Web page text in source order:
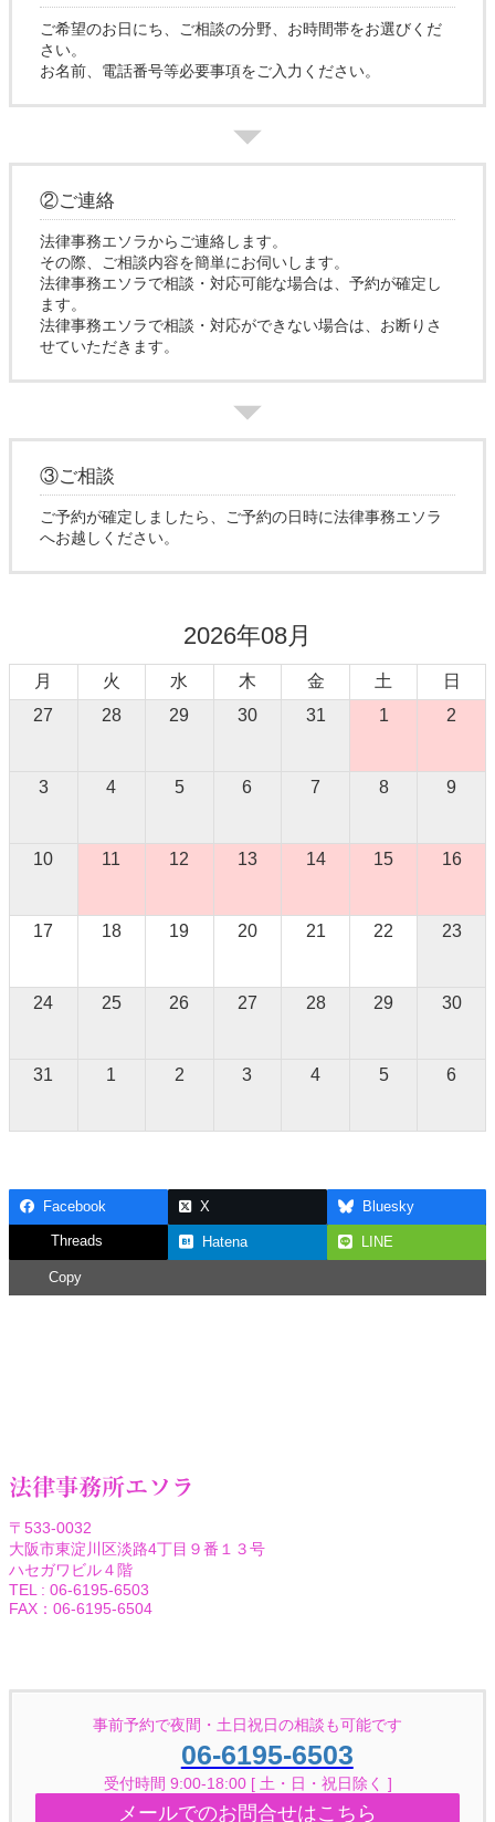
ご希望のお日にち、ご相談の分野、お時間帯をお選びくだ
さい。
お名前、電話番号等必要事項をご入力ください。
②ご連絡
法律事務エソラからご連絡します。
その際、ご相談内容を簡単にお伺いします。
法律事務エソラで相談・対応可能な場合は、予約が確定し
ます。
法律事務エソラで相談・対応ができない場合は、お断りさ
せていただきます。
③ご相談
ご予約が確定しましたら、ご予約の日時に法律事務エソラ
へお越しください。
2026年08月
月 火 水 木 金 土
日
27
28 29 30 31 1 2
3 4 5 6 7 8 9
10 11 12 13 14 15 16
17 18 19 20 21 22 23
24 25 26 27 28 29 30
31 1 2 3 4 5 6
Facebook X Bluesky
Threads Hatena LINE
Copy
法律事務所エソラ
〒533-0032
大阪市東淀川区淡路4丁目９番１３号
ハセガワビル４階
TEL : 06-6195-6503
FAX：06-6195-6504
事前予約で夜間・土日祝日の相談も可能です
06-6195-6503
受付時間 9:00-18:00 [ 土・日・祝日除く ]
メールでのお問合せはこちら